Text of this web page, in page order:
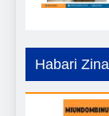
Habari